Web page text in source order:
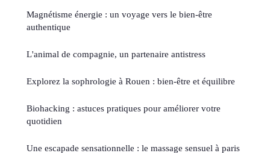
Magnétisme énergie : un voyage vers le bien-être
authentique
L'animal de compagnie, un partenaire antistress
Explorez la sophrologie à Rouen : bien-être et équilibre
Biohacking : astuces pratiques pour améliorer votre
quotidien
Une escapade sensationnelle : le massage sensuel à paris